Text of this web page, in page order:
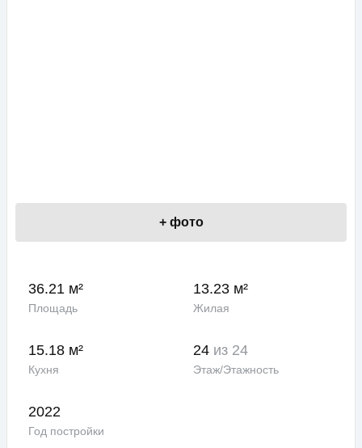
+ фото
36.21 м²
Площадь
13.23 м²
Жилая
15.18 м²
Кухня
24 из 24
Этаж/Этажность
2022
Год постройки